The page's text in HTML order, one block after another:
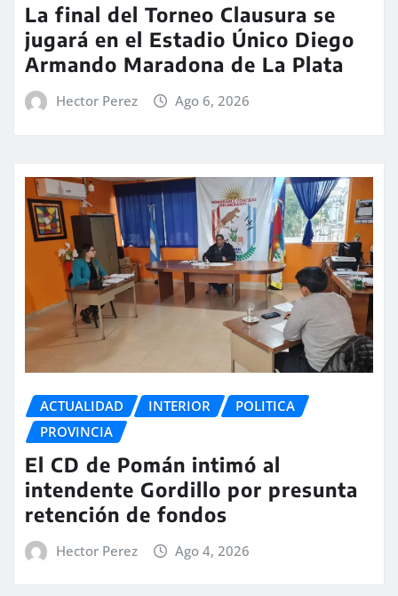
La final del Torneo Clausura se
jugará en el Estadio Único Diego
Armando Maradona de La Plata
Hector Perez Ago 6, 2026
ACTUALIDAD INTERIOR
POLITICA
PROVINCIA
El CD de Pomán intimó al
intendente Gordillo por presunta
retención de fondos
Hector Perez Ago 4, 2026